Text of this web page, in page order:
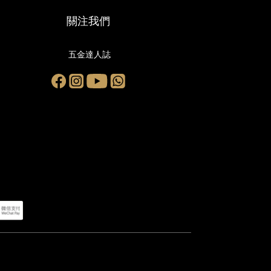
關注我們
五金達人誌